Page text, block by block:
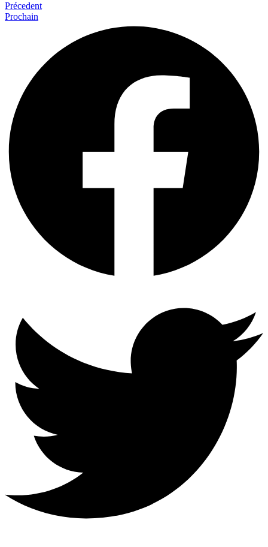
Précedent
Prochain